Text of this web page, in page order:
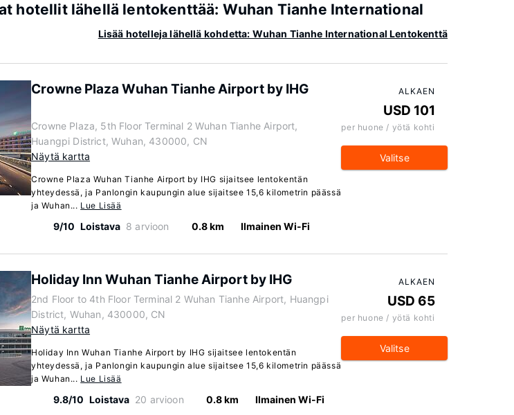
hotellit lähellä lentokenttää: Wuhan Tianhe International
Lisää hotelleja lähellä kohdetta: Wuhan Tianhe International Lentokenttä
Crowne Plaza Wuhan Tianhe Airport by IHG
Crowne Plaza, 5th Floor Terminal 2 Wuhan Tianhe Airport,
Huangpi District, Wuhan, 430000, CN
Näytä kartta
Crowne Plaza Wuhan Tianhe Airport by IHG sijaitsee lentokentän
yhteydessä, ja Panlongin kaupungin alue sijaitsee 15,6 kilometrin päässä
ja Wuhan... Lue Lisää
9/10 Loistava 8 arvioon 0.8 km Ilmainen Wi-Fi
ALKAEN
USD 101
per huone / yötä kohti
Valitse
Holiday Inn Wuhan Tianhe Airport by IHG
2nd Floor to 4th Floor Terminal 2 Wuhan Tianhe Airport, Huangpi
District, Wuhan, 430000, CN
Näytä kartta
Holiday Inn Wuhan Tianhe Airport by IHG sijaitsee lentokentän
yhteydessä, ja Panlongin kaupungin alue sijaitsee 15,6 kilometrin päässä
ja Wuhan... Lue Lisää
9.8/10 Loistava 20 arvioon 0.8 km Ilmainen Wi-Fi
ALKAEN
USD 65
per huone / yötä kohti
Valitse